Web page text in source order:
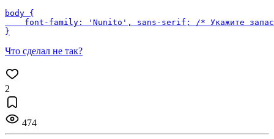
body {
font-family: 'Nunito', sans-serif; /* Укажите
Что сделал не так?
2
474